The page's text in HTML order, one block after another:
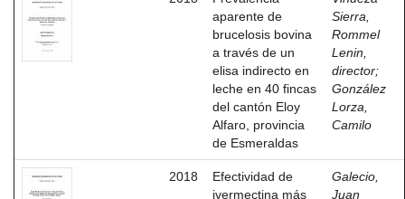
aparente de
brucelosis bovina
a través de un
elisa indirecto en
leche en 40 fincas
del cantón Eloy
Alfaro, provincia
de Esmeraldas
Sierra,
Rommel
Lenin,
director;
González
Lorza,
Camilo
2018
Efectividad de
ivermectina más
Galecio,
Juan